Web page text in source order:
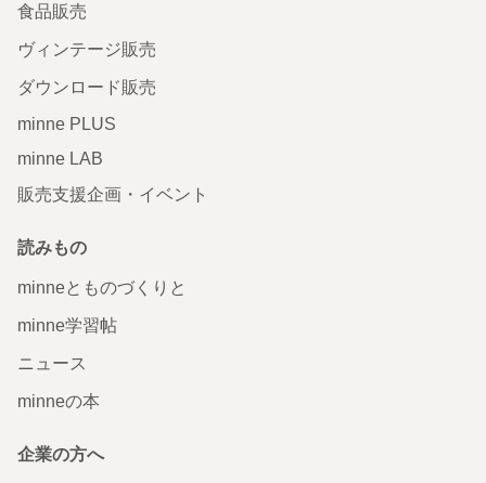
食品販売
ヴィンテージ販売
ダウンロード販売
minne PLUS
minne LAB
販売支援企画・イベント
読みもの
minneとものづくりと
minne学習帖
ニュース
minneの本
企業の方へ